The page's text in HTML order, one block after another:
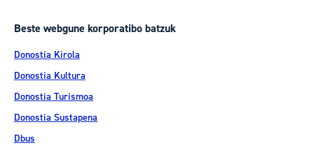
Beste webgune korporatibo batzuk
Donostia Kirola
Donostia Kultura
Donostia Turismoa
Donostia Sustapena
Dbus